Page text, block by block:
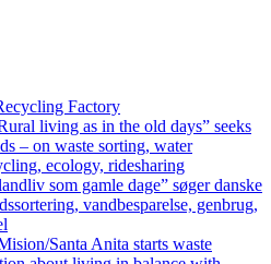
Factory
living as in the old days” seeks
– on waste sorting, water
ecology, ridesharing
som gamle dage” søger danske
vandbesparelse, genbrug,
Santa Anita starts waste